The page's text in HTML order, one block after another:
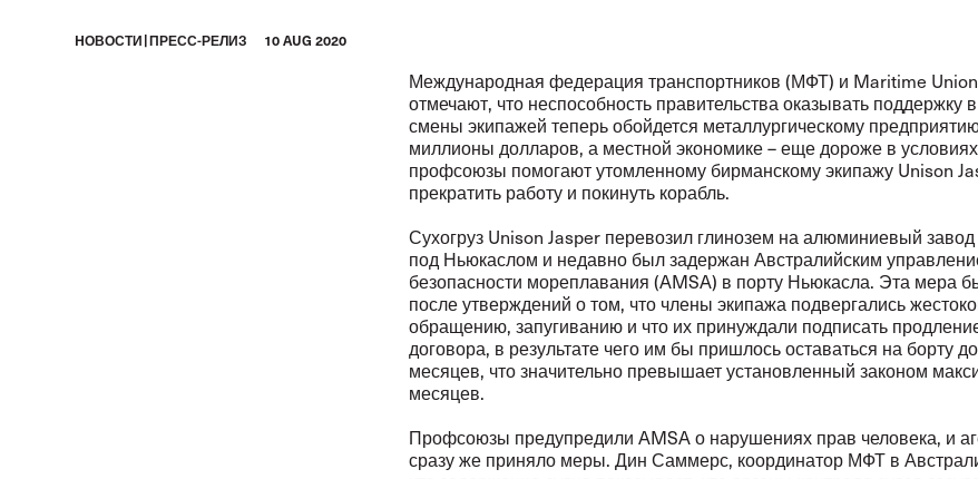
HОВОСТИ ПРЕСС-РЕЛИЗ 10 AUG 2020
Международная федерация транспортников (МФТ) и Maritime
отмечают, что неспособность правительства оказывать поддержку
смены экипажей теперь обойдется металлургическому
миллионы долларов, а местной экономике – еще дороже в
профсоюзы помогают утомленному бирманскому экипажу Unison
прекратить работу и покинуть корабль.
Сухогруз Unison Jasper перевозил глинозем на алюминиевый завод
под Ньюкаслом и недавно был задержан Австралийским
безопасности мореплавания (AMSA) в порту Ньюкасла. Эта мера
после утверждений о том, что члены экипажа подвергались
обращению, запугиванию и что их принуждали подписать
договора, в результате чего им бы пришлось оставаться на борту
месяцев, что значительно превышает установленный законом
месяцев.
Профсоюзы предупредили AMSA о нарушениях прав человека, и
сразу же приняло меры. Дин Саммерс, координатор МФТ в